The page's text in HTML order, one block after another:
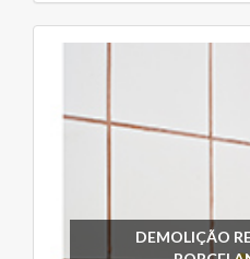
DEMOLIÇÃO